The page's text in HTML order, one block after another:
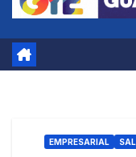
EMPRESARIAL